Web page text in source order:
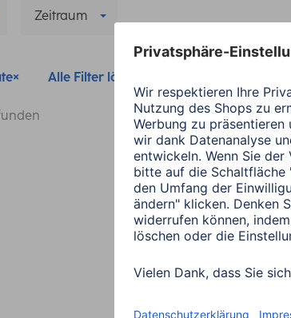
Zeitraum
Alle Filter löschen